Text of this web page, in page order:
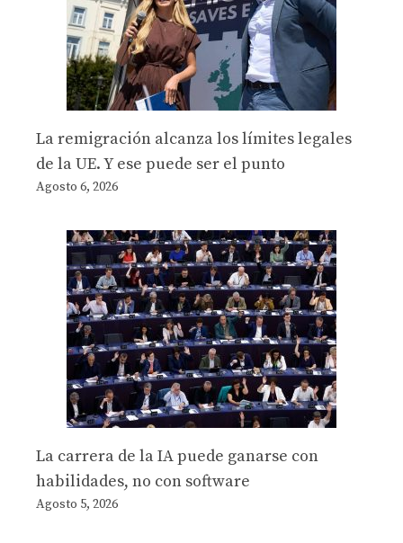
La remigración alcanza los límites legales
de la UE. Y ese puede ser el punto
Agosto 6, 2026
La carrera de la IA puede ganarse con
habilidades, no con software
Agosto 5, 2026